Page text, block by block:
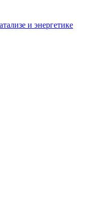
и энергетике